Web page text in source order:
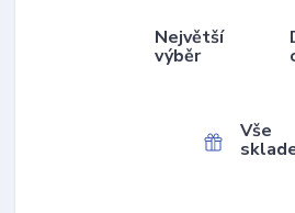
Největší
výběr
Vše